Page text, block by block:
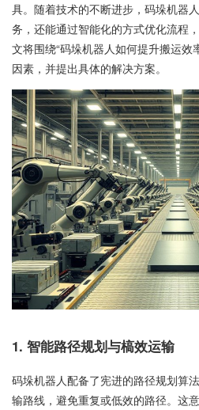
具。随着技术的不断进步，码垛机器
务，还能通过智能化的方式优化流程
文将围绕“码垛机器人如何提升搬运效
因素，并提出具体的解决方案。
1. 智能路径规划与槁效运输
码垛机器人配备了宪进的路径规划算
输路线，避免重复或低效的路径。这